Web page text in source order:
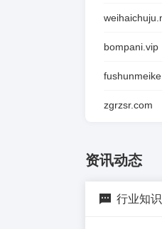
bompani.vip
zgrzsr.com
资讯动态
行业知识